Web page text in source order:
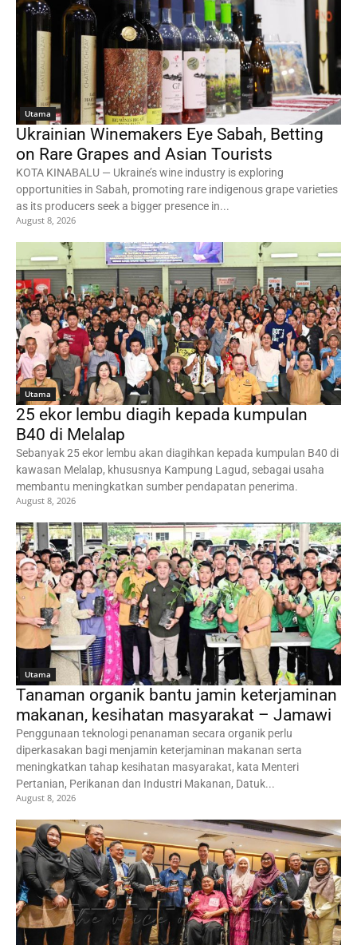
Utama
Ukrainian Winemakers Eye Sabah, Betting
on Rare Grapes and Asian Tourists
KOTA KINABALU — Ukraine’s wine industry is exploring
opportunities in Sabah, promoting rare indigenous grape varieties
as its producers seek a bigger presence in...
August 8, 2026
Utama
25 ekor lembu diagih kepada kumpulan
B40 di Melalap
Sebanyak 25 ekor lembu akan diagihkan kepada kumpulan B40 di
kawasan Melalap, khususnya Kampung Lagud, sebagai usaha
membantu meningkatkan sumber pendapatan penerima.
August 8, 2026
Utama
Tanaman organik bantu jamin keterjaminan
makanan, kesihatan masyarakat – Jamawi
Penggunaan teknologi penanaman secara organik perlu
diperkasakan bagi menjamin keterjaminan makanan serta
meningkatkan tahap kesihatan masyarakat, kata Menteri
Pertanian, Perikanan dan Industri Makanan, Datuk...
August 8, 2026